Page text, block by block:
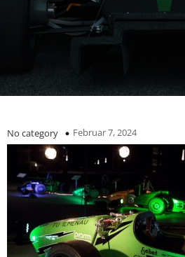
No category Februar 7, 2024